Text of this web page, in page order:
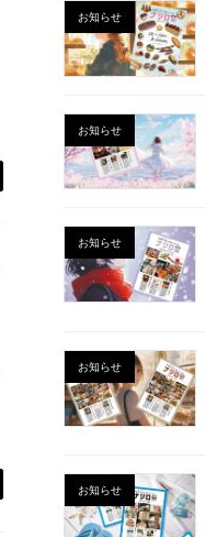
お知らせ
お知らせ
お知らせ
お知らせ
お知らせ